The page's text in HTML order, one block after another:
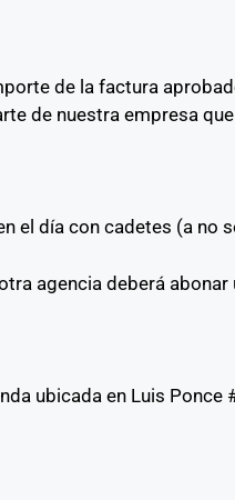
de la factura
de nuestra empresa
el día con cadetes (a no
agencia deberá
ubicada en Luis Ponce